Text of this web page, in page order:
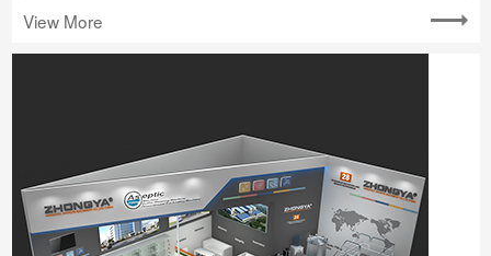
View More